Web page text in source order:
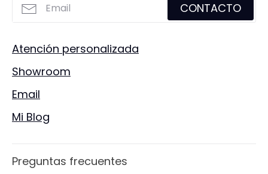
CONTACTO
Atención personalizada
Showroom
Email
Mi Blog
Preguntas frecuentes